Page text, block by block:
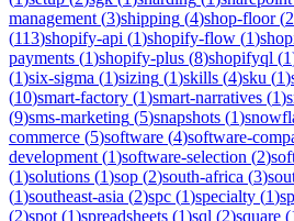
management (3)shipping (4)shop-floor(2
(113)shopify-api (1)shopify-flow (1)
payments (1)shopify-plus (8)shopifyql (1
(1)six-sigma (1)sizing (1)skills (4)sku (1)
(10)smart-factory (1)smart-narratives (1)
(9)sms-marketing (5)snapshots (1)
commerce (5)software (4)software-
development (1)software-selection (2)
(1)solutions (1)sop (2)south-africa (3)
(1)southeast-asia (2)spc (1)specialty (1)
(2)spot (1)spreadsheets (1)sql (2)square (